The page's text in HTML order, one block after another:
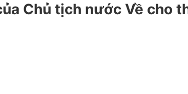
Chủ tịch nước Về cho